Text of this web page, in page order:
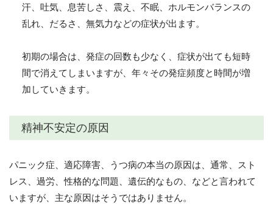
汗、吐気、息苦しさ、震え、不眠、ホルモンバランスの
乱れ、だるさ、無気力などの症状が出ます。
初期の場合は、発症の回数も少なく、症状が出ても短時
間で消えてしまいますが、年々その発症頻度と時間が増
加していきます。
精神不安定の原因
パニック症、適応障害、うつ病の本当の原因は、通常、スト
レス、過労、性格的な問題、遺伝的なもの、などと言われて
いますが、主な原因はそうではありません。